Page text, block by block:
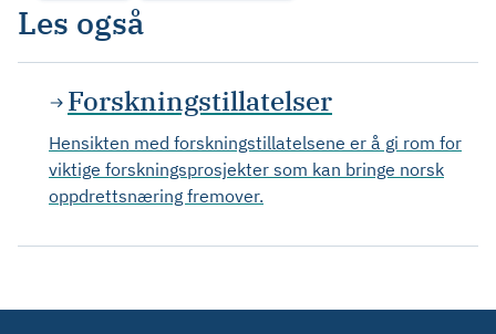
Les også
Forskningstillatelser
Hensikten med forskningstillatelsene er å gi rom for
viktige forskningsprosjekter som kan bringe norsk
oppdrettsnæring fremover.